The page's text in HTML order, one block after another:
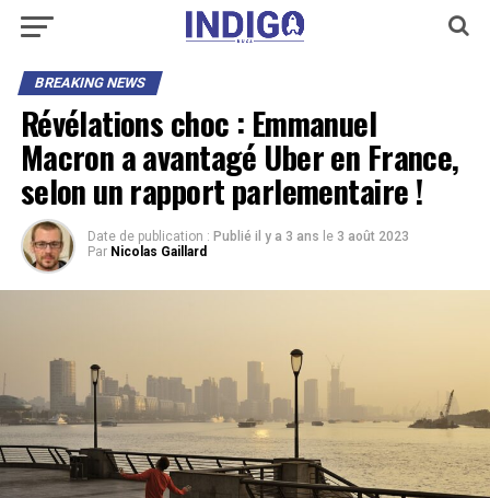
BREAKING NEWS
Révélations choc : Emmanuel
Macron a avantagé Uber en France,
selon un rapport parlementaire !
Date de publication : Publié il y a 3 ans le 3 août 2023
Par Nicolas Gaillard